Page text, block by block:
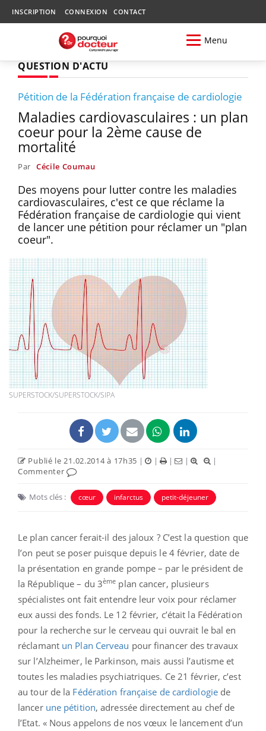
INSCRIPTION CONNEXION CONTACT
Menu
QUESTION D'ACTU
Pétition de la Fédération française de cardiologie
Maladies cardiovasculaires : un plan
coeur pour la 2ème cause de
mortalité
Par Cécile Coumau
Des moyens pour lutter contre les maladies
cardiovasculaires, c'est ce que réclame la
Fédération française de cardiologie qui vient
de lancer une pétition pour réclamer un "plan
coeur".
SUPERSTOCK/SUPERSTOCK/SIPA
Publié le 21.02.2014 à 17h35 | | | |
|
Commenter
Mots clés : cœur infarctus petit-déjeuner
Le plan cancer ferait-il des jaloux ? C’est la question que
l’on peut se poser puisque depuis le 4 février, date de
la présentation en grande pompe – par le président de
la République – du 3ème plan cancer, plusieurs
spécialistes ont fait entendre leur voix pour réclamer
eux aussi des fonds. Le 12 février, c’était la Fédération
pour la recherche sur le cerveau qui ouvrait le bal en
réclamant un Plan Cerveau pour financer des travaux
sur l’Alzheimer, le Parkinson, mais aussi l’autisme et
toutes les maladies psychiatriques. Ce 21 février, c’est
au tour de la Fédération française de cardiologiede
lancer une pétition, adressée directement au chef de
l’Etat. « Nous appelons de nos vœux le lancement d’un